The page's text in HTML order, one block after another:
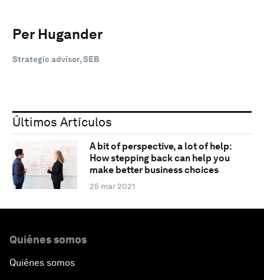
Per Hugander
Strategic advisor, SEB
Últimos Artículos
A bit of perspective, a lot of help:
How stepping back can help you
make better business choices
25 mar 2021
Quiénes somos
Quiénes somos